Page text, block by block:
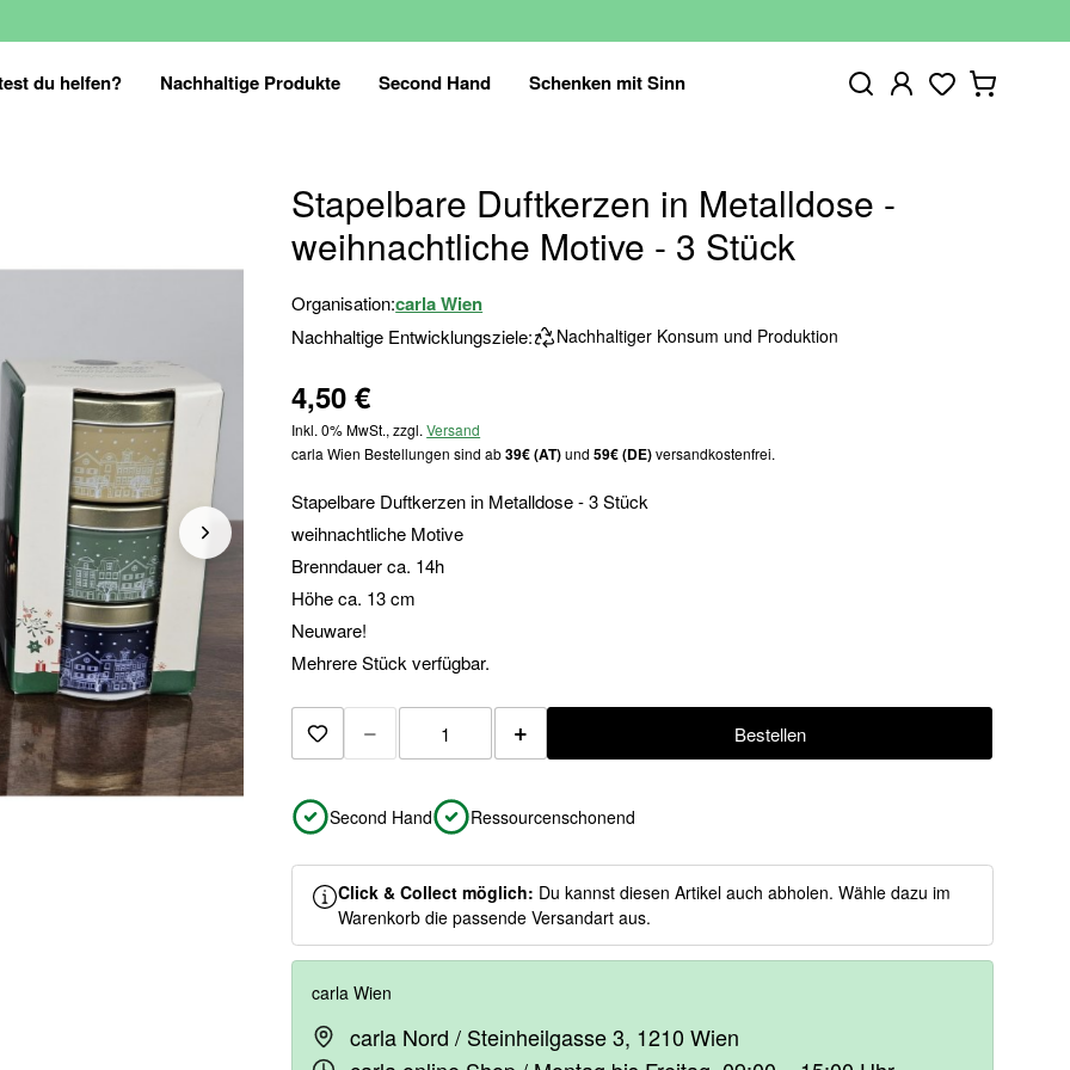
du helfen? Nachhaltige Produkte Second Hand Schenken mit Sinn
Stapelbare Duftkerzen in Metalldose -
weihnachtliche Motive - 3 Stück
Organisation:carla Wien
Nachhaltige Entwicklungsziele: Nachhaltiger Konsum und Produktion
4,50 €
Inkl. 0% MwSt., zzgl.Versand
carla Wien Bestellungen sind ab39€ (AT)und59€ (DE)versandkostenfrei.
Stapelbare Duftkerzen in Metalldose - 3 Stück
weihnachtliche Motive
Brenndauer ca. 14h
Höhe ca. 13 cm
Neuware!
Mehrere Stück verfügbar.
Zur Merkliste hinzufügen
− + Bestellen
Second Hand Ressourcenschonend
Click & Collect möglich: Du kannst diesen Artikel auch abholen. Wähle dazu im
Warenkorb die passende Versandart aus.
carla Wien
carla Nord / Steinheilgasse 3, 1210 Wien